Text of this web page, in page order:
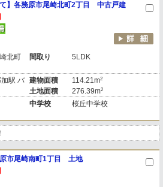
て】各務原市尾崎北町2丁目 中古戸建
北町 間取り 5LDK
駅 バ 建物面積
土地面積
114.21m2
276.39m2
中学校 桜丘中学校
原市尾崎南町1丁目 土地